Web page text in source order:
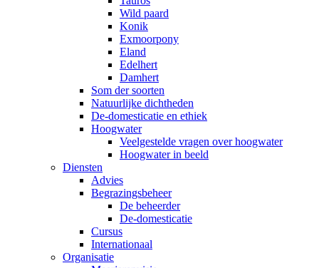
Wild paard
Konik
Exmoorpony
Eland
Edelhert
Damhert
Som der soorten
Natuurlijke dichtheden
De-domesticatie en ethiek
Hoogwater
Veelgestelde vragen over hoogwater
Hoogwater in beeld
Diensten
Advies
Begrazingsbeheer
De beheerder
De-domesticatie
Cursus
Internationaal
Organisatie